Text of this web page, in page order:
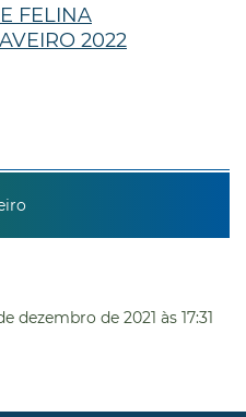
FELINA
2022
dezembro de 2021 às 17:31